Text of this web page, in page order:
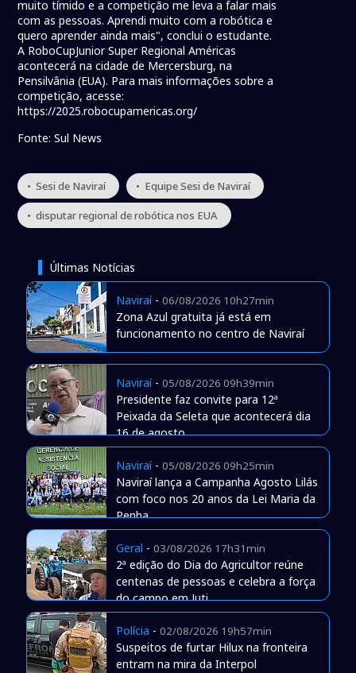
muito tímido e a competição me leva a falar mais
com as pessoas. Aprendi muito com a robótica e
quero aprender ainda mais", conclui o estudante.
A RoboCupJunior Super Regional Américas
acontecerá na cidade de Mercersburg, na
Pensilvânia (EUA). Para mais informações sobre a
competição, acesse:
https://2025.robocupamericas.org/
Fonte: Sul News
• Sesi de Naviraí • Equipe Sesi de Naviraí
• disputar regional de robótica nos EUA
Últimas Notícias
Naviraí- 06/08/2026 10h27min
Zona Azul gratuita já está em
funcionamento no centro de Naviraí
Naviraí- 05/08/2026 09h39min
Presidente faz convite para 12ª
Peixada da Seleta que acontecerá dia
16 de agosto
Naviraí- 05/08/2026 09h25min
Naviraí lança a Campanha Agosto Lilás
com foco nos 20 anos da Lei Maria da
Penha
Geral - 03/08/2026 17h31min
2ª edição do Dia do Agricultor reúne
centenas de pessoas e celebra a força
do campo em Juti
Polícia - 02/08/2026 19h57min
Suspeitos de furtar Hilux na fronteira
entram na mira da Interpol